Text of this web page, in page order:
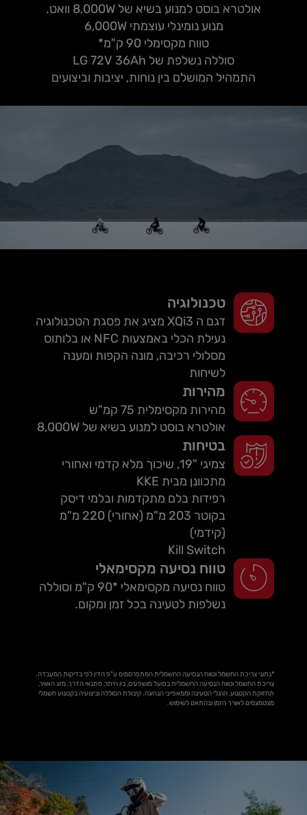
אולטרא בוסט למנוע בשיא של 8,000W וואט.
מנוע נומינלי עוצמתי 6,000W
טווח מקסימלי 90 ק"מ*
סוללה נשלפת של LG 72V 36Ah
התמהיל המושלם בין נוחות, יציבות וביצועים
טכנולוגיה
דגם ה XQi3 מציג את פסגת הטכנולוגיה
נעילת הכלי באמצעות NFC או בלותוס
מסלולי רכיבה, מונה הקפות ומענה
לשיחות
מהירות
מהירות מקסימלית 75 קמ"ש
אולטרא בוסט למנוע בשיא של 8,000W
בטיחות
צמיגי "19, שיכוך מלא קדמי ואחורי
מתכוונן מבית KKE
רפידות בלם מתקדמות ובלמי דיסק
בקוטר 203 מ"מ (אחורי) 220 מ"מ
(קידמי)
Kill Switch
טווח נסיעה מקסימאלי
טווח נסיעה מקסימאלי *90 ק"מ וסוללה
נשלפות לטעינה בכל זמן ומקום.
*נתוני צריכת החשמל וטווח הנסיעה החשמלית המתפרסמים ע"פ הדין לפי בדיקות המעבדה.
צריכת החשמל וטווח הנסיעה החשמלית בפועל מושפעים, בין היתר, מתנאי הדרך, מזג האוויר,
תחזוקת הקטנוע, הרגלי הטעינה וממאפייני הנהיגה. קיבולת הסוללה וביצועיה בקטנוע חשמלי
מצטמצמים לאורך הזמן ובהתאם לשימוש.